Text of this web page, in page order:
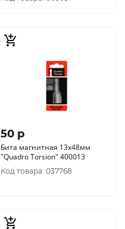
50 p
Бита магнитная 13х48мм
"Quadro Torsion" 400013
Код товара: 037768